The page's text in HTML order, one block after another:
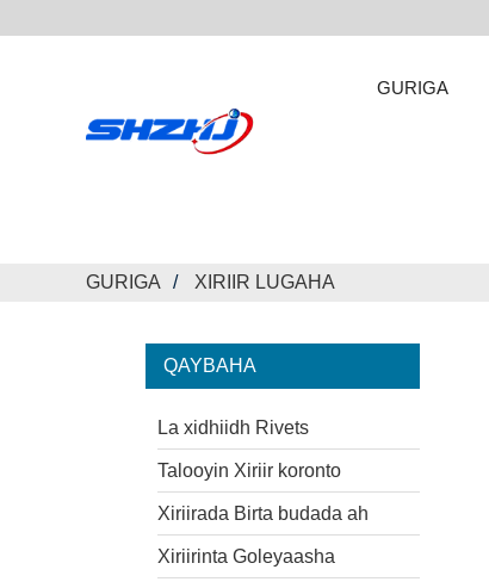
GURIGA
GURIGA XIRIIR LUGAHA
QAYBAHA
La xidhiidh Rivets
Talooyin Xiriir koronto
Xiriirada Birta budada ah
Xiriirinta Goleyaasha